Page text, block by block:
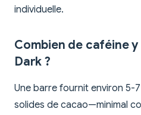
individuelle.
Combien de caféine
Dark ?
Une barre fournit environ 5-
solides de cacao—minimal